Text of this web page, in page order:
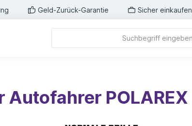
Geld-Zurück-Garantie Sicher einkaufen
POLAREX